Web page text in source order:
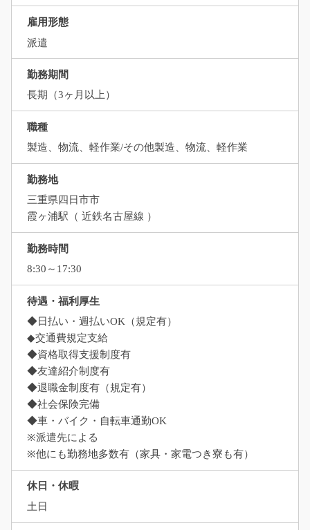
雇用形態
派遣
勤務期間
長期（3ヶ月以上）
職種
製造、物流、軽作業/その他製造、物流、軽作業
勤務地
三重県四日市市
霞ヶ浦駅（ 近鉄名古屋線 ）
勤務時間
8:30～17:30
待遇・福利厚生
◆日払い・週払いOK（規定有）
◆交通費規定支給
◆資格取得支援制度有
◆友達紹介制度有
◆退職金制度有（規定有）
◆社会保険完備
◆車・バイク・自転車通勤OK
※派遣先による
※他にも勤務地多数有（家具・家電つき寮も有）
休日・休暇
土日